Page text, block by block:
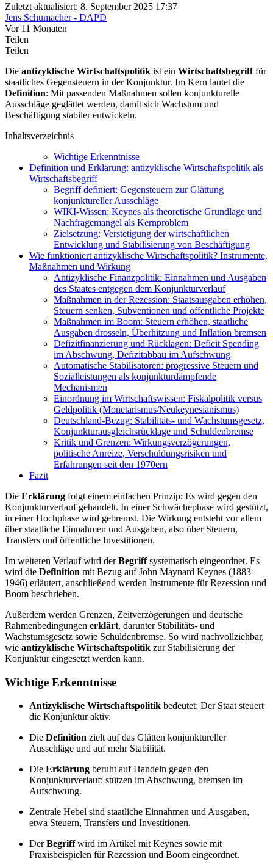
Zuletzt aktualisiert: 8. September 2025 17:37
Jens Schumacher - DAPD
Vor 11 Monaten
Teilen
Teilen
Die antizyklische Wirtschaftspolitik ist ein Wirtschaftsbegrifffür
staatliches Gegensteuern in der Konjunktur. Im Kern lautet die
Definition: Mit passenden Maßnahmen sollen konjunkturelle
Ausschläge geglättet werden, damit sich Wachstum und
Beschäftigung stabiler entwickeln.
Inhaltsverzeichnis
Wichtige Erkenntnisse
Definition und Erklärung: antizyklische Wirtschaftspolitik als
Wirtschaftsbegriff
Begriff definiert: Gegensteuern zur Glättung
konjunktureller Ausschläge
WIKI-Wissen: Keynes als theoretische Grundlage und
Nachfragemangel als Kernproblem
Zielsetzung: Verstetigung der wirtschaftlichen
Entwicklung und Stabilisierung von Beschäftigung
Wie funktioniert antizyklische Wirtschaftspolitik? Instrumente,
Maßnahmen und Wirkung
Antizyklische Finanzpolitik: Einnahmen und Ausgaben
des Staates entgegen dem Konjunkturverlauf
Maßnahmen in der Rezession: Staatsausgaben erhöhen,
Steuern senken, Subventionen und öffentliche Projekte
Maßnahmen im Boom: Steuern erhöhen, staatliche
Ausgaben drosseln, Überhitzung und Inflation bremsen
Defizitfinanzierung und Rücklagen: Deficit Spending
im Abschwung, Defizitabbau im Aufschwung
Automatische Stabilisatoren: progressive Steuern und
Sozialleistungen als konjunkturdämpfende
Mechanismen
Einordnung im Wirtschaftswissen: Fiskalpolitik versus
Geldpolitik (Monetarismus/Neukeynesianismus)
Deutschland-Bezug: Stabilitäts- und Wachstumsgesetz,
Konjunkturausgleichsrücklage und Schuldenbremse
Kritik und Grenzen: Wirkungsverzögerungen,
politische Anreize, Verschuldungsrisiken und
Erfahrungen seit den 1970ern
Fazit
Die Erklärung folgt einem einfachen Prinzip: Es wird gegen den
Konjunkturverlauf gehandelt. In einer Schwächephase wird gestützt,
in einer Hochphase wird gebremst. Die Wirkung entsteht vor allem
über staatliche Einnahmen und Ausgaben, also über Steuern,
Transfers und öffentliche Investitionen.
Im weiteren Verlauf wird derBegriffsystematisch eingeordnet. Es
wird die Definition mit Bezug auf John Maynard Keynes (1883–
1946) erläutert, anschließend werden Instrumente für Rezession und
Boom beschrieben.
Außerdem werden Grenzen, Zeitverzögerungen und deutsche
Rahmenbedingungen erklärt, darunter Stabilitäts- und
Wachstumsgesetz sowie Schuldenbremse. So wird nachvollziehbar,
wie antizyklische Wirtschaftspolitik zur Stabilisierung der
Konjunktur eingesetzt werden kann.
Wichtige Erkenntnisse
Antizyklische Wirtschaftspolitik bedeutet: Der Staat steuert
die Konjunktur aktiv.
Die Definition zielt auf das Glätten konjunktureller
Ausschläge und auf mehr Stabilität.
Die Erklärung beruht auf Handeln gegen den
Konjunkturverlauf: stützen im Abschwung, bremsen im
Aufschwung.
Zentrale Hebel sind staatliche Einnahmen und Ausgaben,
etwa Steuern, Transfers und Investitionen.
DerBegriffwird im Artikel mit Keynes sowie mit
Praxisbeispielen für Rezession und Boom eingeordnet.